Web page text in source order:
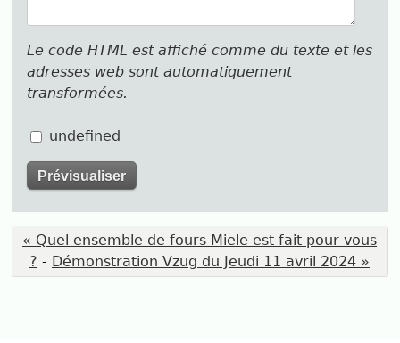
Le code HTML est affiché comme du texte et les
adresses web sont automatiquement
transformées.
undefined
« Quel ensemble de fours Miele est fait pour vous
? - Démonstration Vzug du Jeudi 11 avril 2024 »